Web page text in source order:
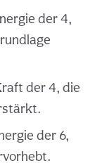
der 4,
der 4, die
der 6,